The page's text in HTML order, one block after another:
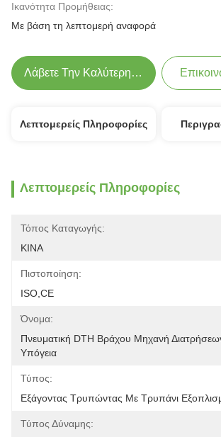
Ικανότητα Προμήθειας:
Με βάση τη λεπτομερή αναφορά
Λάβετε Την Καλύτερη Τιμή
Λεπτομερείς Πληροφορίες
Λεπτομερείς Πληροφορίες
Τόπος Καταγωγής:
ΚΙΝΑ
Πιστοποίηση:
ISO,CE
Όνομα:
Πνευματική DTH Βράχου Μηχανή
Υπόγεια
Τύπος:
Εξάγοντας Τρυπώντας Με Τρυπάνι
Τύπος Δύναμης: